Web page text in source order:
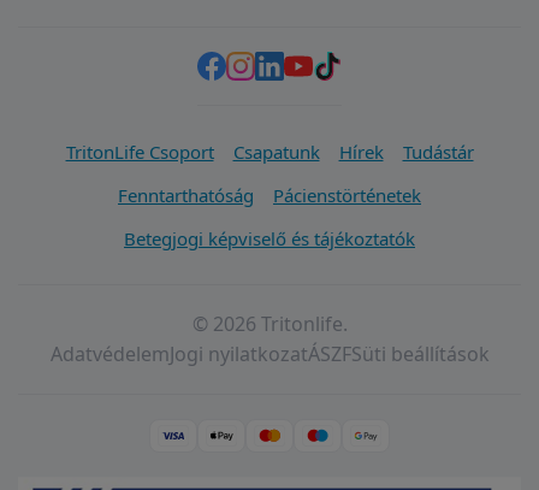
TritonLife Csoport Csapatunk Hírek
Tudástár
Fenntarthatóság
Pácienstörténetek
Betegjogi képviselő és tájékoztatók
© 2026 Tritonlife.
AdatvédelemJogi nyilatkozatÁSZFSüti beállítások